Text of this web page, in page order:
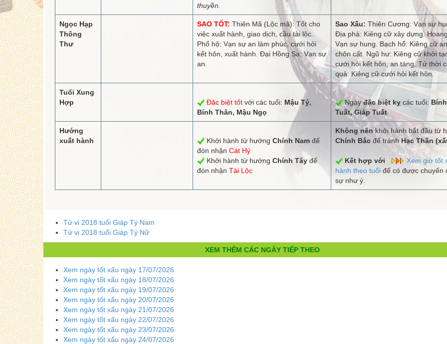
thuyền.
Ngọc Hạp
Thông
Thư
SAO TỐT: Thiên Mã (Lộc mã): Tốt cho
việc xuất hành, giao dịch, cầu tài lộc.
Phổ hộ: Vạn sự an làm phúc, cưới hỏi
kết hôn, xuất hành. Đại Hồng Sa: Vạn sự
an.
Sao Xấu: Thiên Cương: Vạn sự
Địa phá: Kiêng cữ xây dựng.
Vạn sự hung. Bạch hổ: Kiêng cữ
chôn cất. Ngũ hư: Kiêng cữ khởi
cưới hỏi kết hôn, an táng. Tứ thời
quả: Kiêng cữ cưới hỏi kết hôn.
Tuổi Xung
Hợp
Đặc biệt tốtvới các tuổi: Mậu Tý,
Bính Thân, Mậu Ngọ
Ngàyđặc biệt kỵcác tuổi:Bính
Tuất, Giáp Tuất
Hướng
xuất hành
Khởi hành từ hướng Chính Namđể
đón nhận Cát Hỷ
Khởi hành từ hướng Chính Tâyđể
đón nhận Tài Lộc
Không nênkhởi hành bắt đầu từ
Chính Bắcđể tránh Hạc Thần
Kết hợp với
Xem giờ tốt
hành theo tuổiđể có được chuyến
sự như ý.
Tử vi 2018 tuổi Giáp Tý Nam
Tử vi 2018 tuổi Giáp Tý Nữ
XEM THÊM CÁC NGÀY TIẾP THEO
Xem ngày tốt xấu ngày 17/07/2026
Xem ngày tốt xấu ngày 18/07/2026
Xem ngày tốt xấu ngày 19/07/2026
Xem ngày tốt xấu ngày 20/07/2026
Xem ngày tốt xấu ngày 21/07/2026
Xem ngày tốt xấu ngày 22/07/2026
Xem ngày tốt xấu ngày 23/07/2026
Xem ngày tốt xấu ngày 24/07/2026